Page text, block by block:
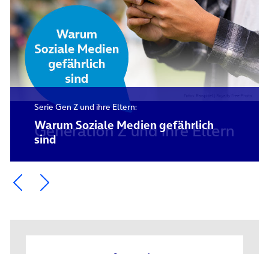
Serie Gen Z und ihre Eltern:
Warum Soziale Medien gefährlich
sind
Ein Element zurück blättern
Ein Element weiter blättern